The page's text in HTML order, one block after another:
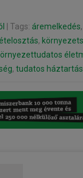
| Tags: áremelkedés,
ételosztás,
, tudatos háztartás